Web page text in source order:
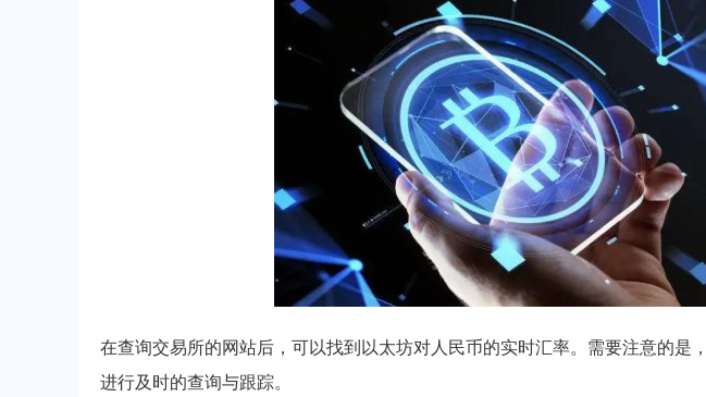
在查询交易所的网站后，可以找到以太坊对人民币的实时汇率。需要注意的是
进行及时的查询与跟踪。